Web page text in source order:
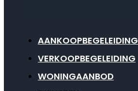
AANKOOPBEGELEIDING
VERKOOPBEGELEIDING
WONINGAANBOD